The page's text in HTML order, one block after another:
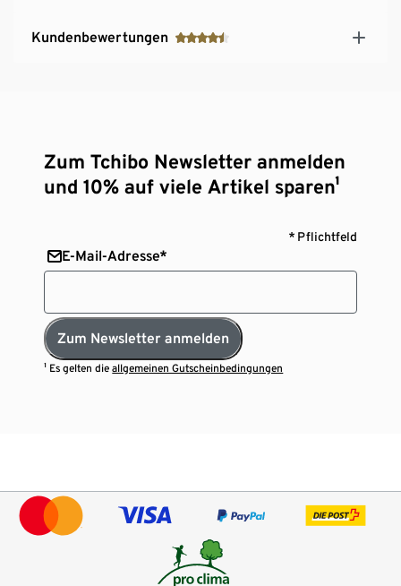
Kundenbewertungen
Zum Tchibo Newsletter anmelden
und 10% auf viele Artikel sparen¹
* Pflichtfeld
E-Mail-Adresse*
Zum Newsletter anmelden
¹ Es gelten dieallgemeinen Gutscheinbedingungen